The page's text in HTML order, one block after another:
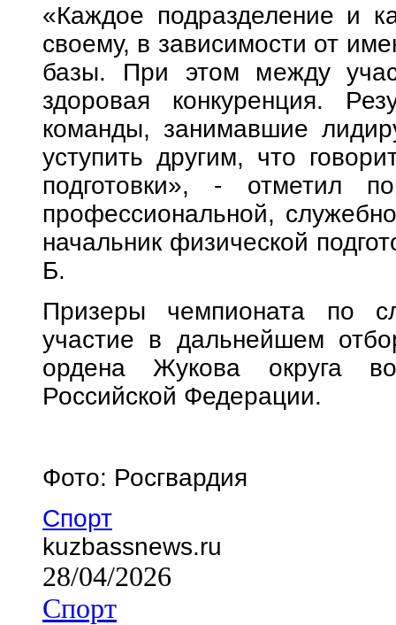
«Каждое подразделение и
своему, в зависимости от
базы. При этом между
здоровая конкуренция.
команды, занимавшие
уступить другим, что
подготовки», - отметил
профессиональной,
начальник физической
Б.
Призеры чемпионата по
участие в дальнейшем
ордена Жукова округа
Российской Федерации.
Фото: Росгвардия
Спорт
kuzbassnews.ru
28/04/2026
Спорт